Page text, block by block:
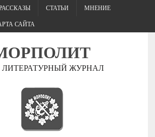
СТАТЬИ МНЕНИЕ
САЙТА
ЖУРНАЛ